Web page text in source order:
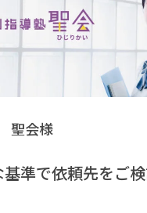
聖会様
基準で依頼先をご